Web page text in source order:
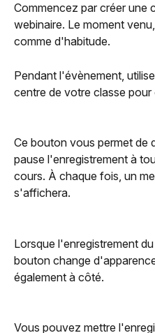
Commencez par créer une
webinaire. Le moment
comme d'habitude.
Pendant l'évènement,
centre de votre classe
Ce bouton vous permet de
pause l'enregistrement à
cours. À chaque fois, un
s'affichera.
Lorsque l'enregistrement
bouton change
également à côté.
Vous pouvez mettre